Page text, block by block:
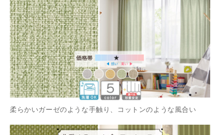
柔らかいガーゼのような手触り、コットンのような風合い